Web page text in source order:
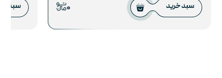
سبد خرید 0 سبد